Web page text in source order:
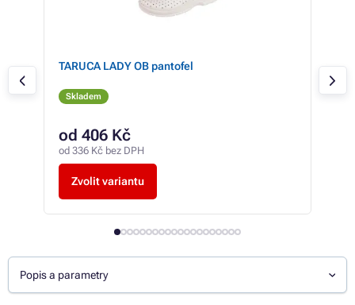
TARUCA LADY OB pantofel
Skladem
od 406 Kč
od 336 Kč bez DPH
Zvolit variantu
Popis a parametry